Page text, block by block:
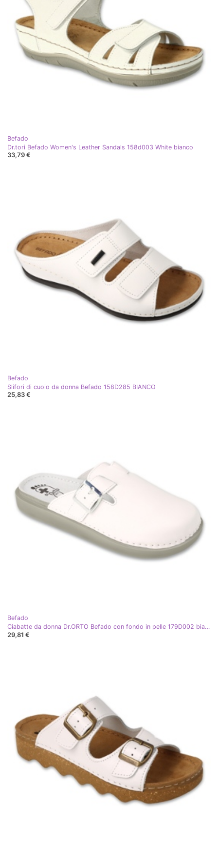
Befado
Dr.tori Befado Women's Leather Sandals 158d003 White bianco
33,79 €
Befado
Slifori di cuoio da donna Befado 158D285 BIANCO
25,83 €
Befado
Ciabatte da donna Dr.ORTO Befado con fondo in pelle 179D002 bianco
29,81 €